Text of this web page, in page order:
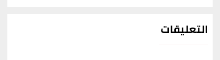
التعليقات